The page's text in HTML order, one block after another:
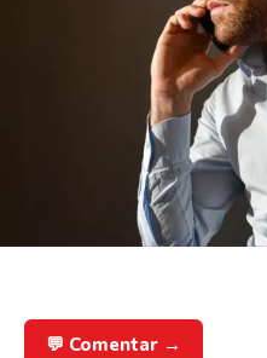
💬 Comentar →